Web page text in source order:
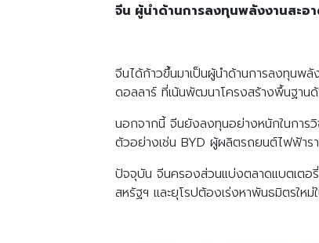
จีน ผู้นำด้านการลงทุนพลังงานสะอ
จีนได้ก้าวขึ้นมาเป็นผู้นำด้านการลงทุนพ
ดอลลาร์ ที่เน้นพัฒนาโครงสร้างพื้นฐานด้
นอกจากนี้ จีนยังลงทุนอย่างหนักในการ
ตัวอย่างเช่น BYD ผู้ผลิตรถยนต์ไฟฟ้าร
ปัจจุบัน จีนครองส่วนแบ่งตลาดแบตเต
สหรัฐฯ และยุโรปต้องเร่งหาพันธมิตรใหม่